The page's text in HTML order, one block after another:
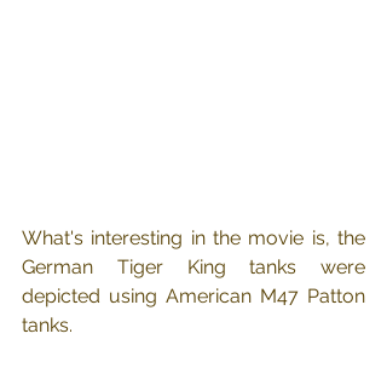
What's interesting in the movie is, the
German Tiger King tanks were
depicted using American M47 Patton
tanks.